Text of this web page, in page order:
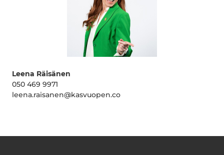
Leena Räisänen
050 469 9971
leena.raisanen@kasvuopen.co